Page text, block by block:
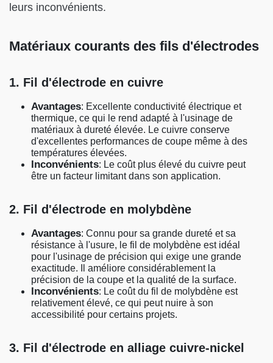
leurs inconvénients.
Matériaux courants des fils d'électrodes
1. Fil d'électrode en cuivre
Avantages: Excellente conductivité électrique et
thermique, ce qui le rend adapté à l'usinage de
matériaux à dureté élevée. Le cuivre conserve
d'excellentes performances de coupe même à des
températures élevées.
Inconvénients: Le coût plus élevé du cuivre peut
être un facteur limitant dans son application.
2. Fil d'électrode en molybdène
Avantages: Connu pour sa grande dureté et sa
résistance à l'usure, le fil de molybdène est idéal
pour l'usinage de précision qui exige une grande
exactitude. Il améliore considérablement la
précision de la coupe et la qualité de la surface.
Inconvénients: Le coût du fil de molybdène est
relativement élevé, ce qui peut nuire à son
accessibilité pour certains projets.
3. Fil d'électrode en alliage cuivre-nickel